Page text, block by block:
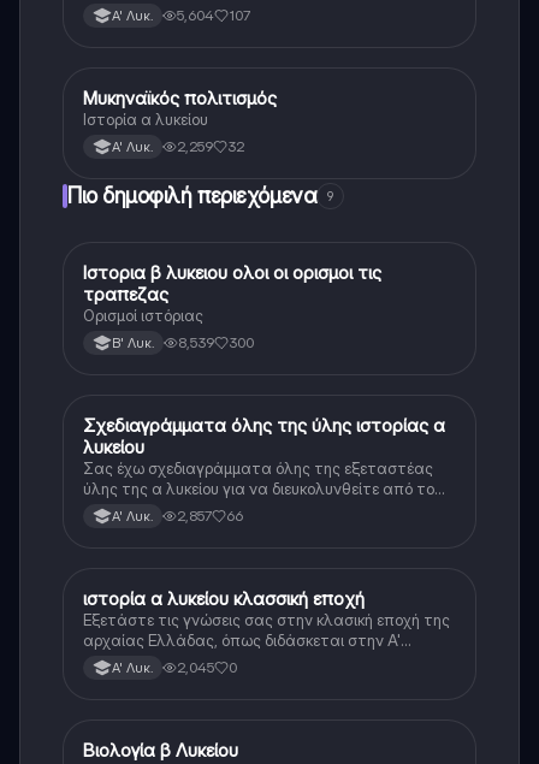
Α' Λυκ. 5,604 107
Ιστορία
Μυκηναϊκός πολιτισμός
Ιστορία α λυκείου
Α' Λυκ. 2,259 32
Πιο δημοφιλή περιεχόμενα 9
Ιστορία
Ιστορια β λυκειου ολοι οι ορισμοι τις
τραπεζας
Ορισμοί ιστόριας
Β' Λυκ. 8,539 300
Ιστορία
Σχεδιαγράμματα όλης της ύλης ιστορίας α
λυκείου
Σας έχω σχεδιαγράμματα όλης της εξεταστέας
ύλης της α λυκείου για να διευκολυνθείτε από το
τεράστιο βάρος του βιβλίου
Α' Λυκ. 2,857 66
Ιστορία
ιστορία α λυκείου κλασσική εποχή
Εξετάστε τις γνώσεις σας στην κλασική εποχή της
αρχαίας Ελλάδας, όπως διδάσκεται στην Α'
Λυκείου.Α' Λυκ. 2,045 0
Βιολογία
Βιολογία β Λυκείου